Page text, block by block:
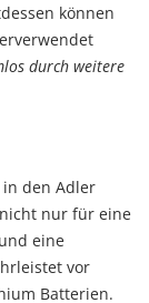
können
durch weitere
in den Adler
nur für eine
eine
vor
Batterien.